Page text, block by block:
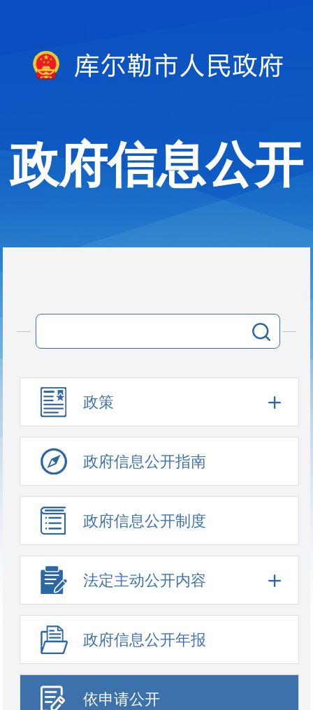
政府信息公开
政策
政府信息公开指南
政府信息公开制度
法定主动公开内容
政府信息公开年报
依申请公开